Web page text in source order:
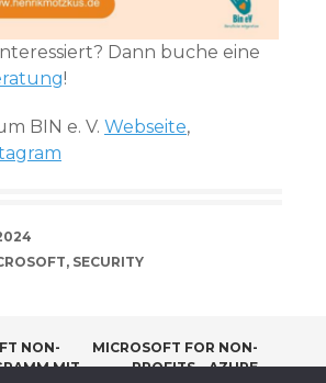
Dann buche eine
!
BIN e. V. Webseite,
, SECURITY
NON-
MIT
MICROSOFT FOR NON-
PROFITS – AZURE